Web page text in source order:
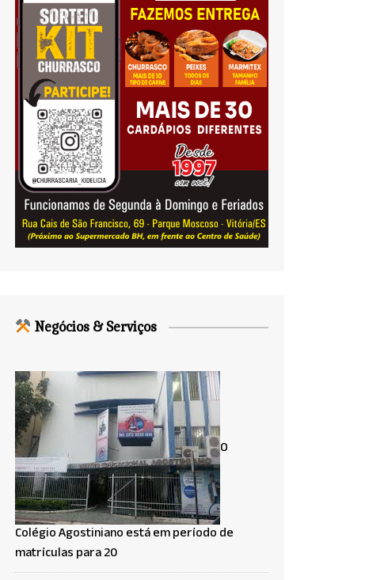
Negócios & Serviços
O
Colégio Agostiniano está em período de
matrículas para 20